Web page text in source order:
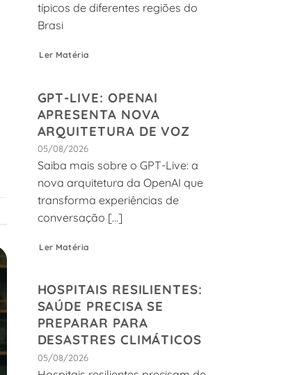
típicos de diferentes regiões do
Brasi
Ler Matéria
GPT-LIVE: OPENAI
APRESENTA NOVA
ARQUITETURA DE VOZ
05/08/2026
Saiba mais sobre o GPT-Live: a
nova arquitetura da OpenAI que
transforma experiências de
conversação [...]
Ler Matéria
HOSPITAIS RESILIENTES:
SAÚDE PRECISA SE
PREPARAR PARA
DESASTRES CLIMÁTICOS
05/08/2026